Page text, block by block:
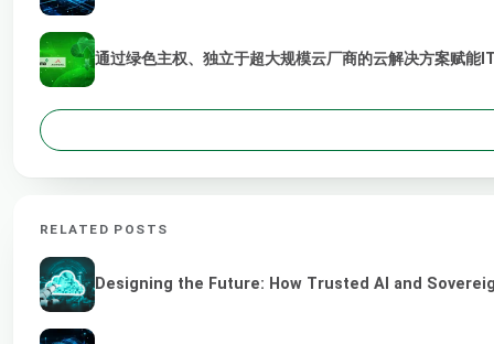
通过绿色主权、独立于超大规模云厂商的云解决方案赋能
RELATED POSTS
Designing the Future: How Trusted AI and